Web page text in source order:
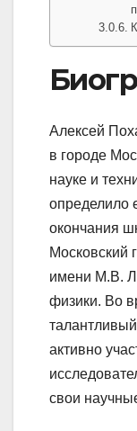
Алексей
в городе
науке и
определило
окончания
Московский
имени М.В.
физики. Во
активно
свои